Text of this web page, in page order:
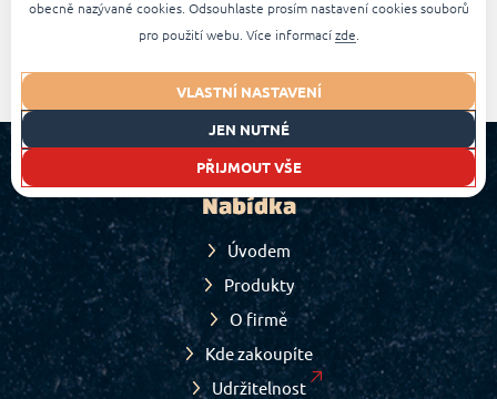
Nabídka
Úvodem
Produkty
O firmě
Kde zakoupíte
Udržitelnost
obecně nazývané cookies. Odsouhlaste prosím nastavení cookies souborů
pro použití webu. Více informací zde
VLASTNÍ NASTAVENÍ
JEN NUTNÉ
PŘIJMOUT VŠE